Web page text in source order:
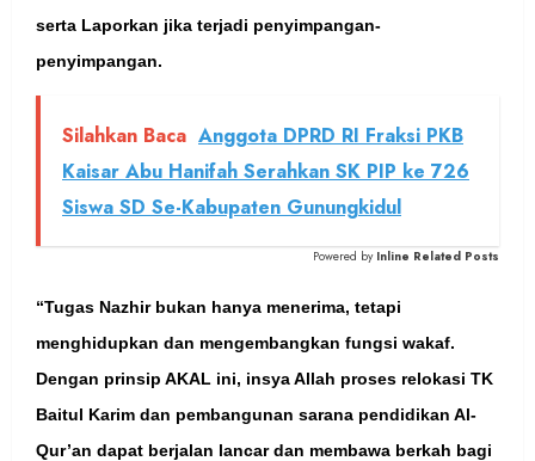
serta Laporkan jika terjadi penyimpangan-
penyimpangan.
Silahkan Baca Anggota DPRD RI Fraksi PKB
Kaisar Abu Hanifah Serahkan SK PIP ke 726
Siswa SD Se-Kabupaten Gunungkidul
Powered by Inline Related Posts
“Tugas Nazhir bukan hanya menerima, tetapi
menghidupkan dan mengembangkan fungsi wakaf.
Dengan prinsip AKAL ini, insya Allah proses relokasi TK
Baitul Karim dan pembangunan sarana pendidikan Al-
Qur’an dapat berjalan lancar dan membawa berkah bagi